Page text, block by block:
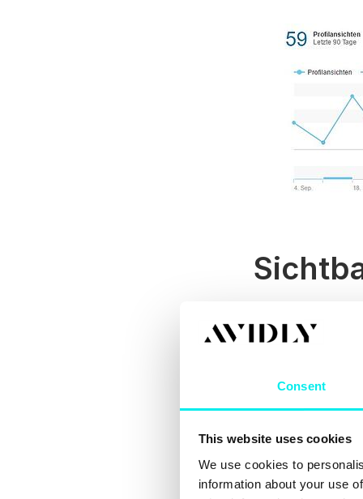
Consent
This website uses cookies
We use cookies to
information about your use
einen Slogan.
einen
Für die LinkedIn
genau angeben.
und sind daher